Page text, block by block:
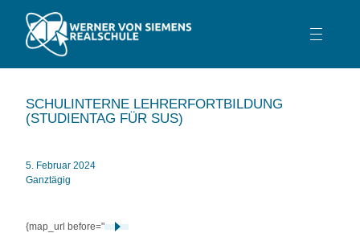
SCHULPROFIL
BERATUNG
KONTAKT
SCHULINTERNE LEHRERFORTBILDUNG
(STUDIENTAG FÜR SUS)
5. Februar 2024
Ganztägig
{map_url before="